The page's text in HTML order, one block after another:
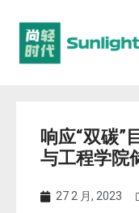
响应“双碳”
与工程学院
27 2 月, 2023